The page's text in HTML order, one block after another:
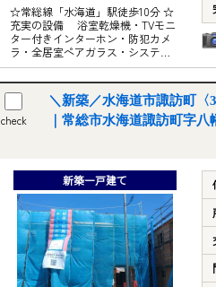
☆常総線「水海道」駅徒歩10分 ☆
充実の設備 浴室乾燥機・TVモニ
ター付きインターホン・防犯カメ
ラ・全居室ペアガラス・システム
キッチン等 ☆地震の揺れを吸収し
て軽減する制震装置「SAFE365」
採用 《周辺施設》 〇水海道小学
校……約1600ｍ 〇水海道中学
校……約1900ｍ 〇TAIRAYAファイ
ンズ淵頭店……約730ｍ 〇セブンイ
約450ｍ 〇水海道郵便局……約340
check
＼新築／水海道市諏訪町
｜常総市水海道諏訪町字
新築一戸建て